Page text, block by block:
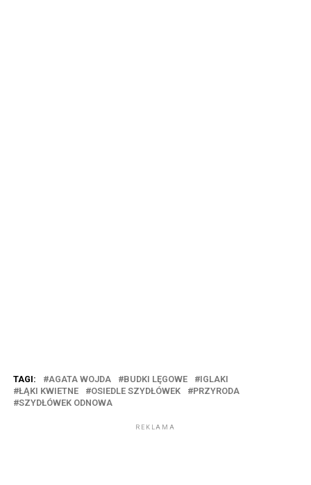
TAGI: AGATA WOJDA BUDKI LĘGOWE
IGLAKI
ŁĄKI KWIETNE
OSIEDLE SZYDŁÓWEK
PRZYRODA
SZYDŁÓWEK ODNOWA
REKLAMA